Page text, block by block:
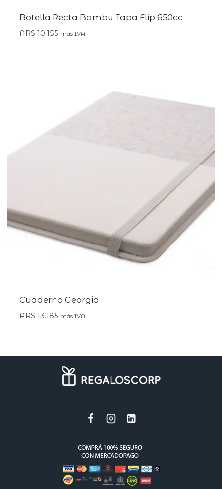
Botella Recta Bambu Tapa Flip 650cc
ARS 10.155 más IVA
Cuaderno Georgia
ARS 13.185 más IVA